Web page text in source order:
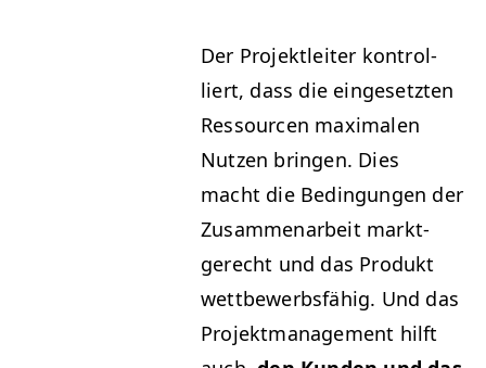
Der Pro­jek­tleit­er kon­trol­
liert, dass die einge­set­zten
Ressourcen max­i­malen
Nutzen brin­gen. Dies
macht die Bedin­gun­gen der
Zusam­me­nar­beit mark­t­
gerecht und das Pro­dukt
wet­tbe­werb­s­fähig. Und das
Pro­jek­t­man­age­ment hil­ft